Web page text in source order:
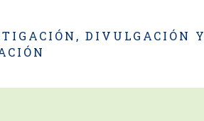
DIVULGACIÓN Y